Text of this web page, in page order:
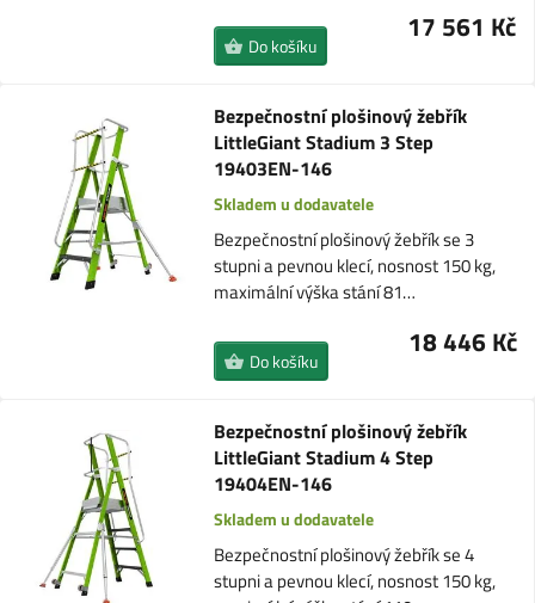
17 561 Kč
Do košíku
Bezpečnostní plošinový žebřík
LittleGiant Stadium 3 Step
19403EN-146
Skladem u dodavatele
Bezpečnostní plošinový žebřík se 3
stupni a pevnou klecí, nosnost 150 kg,
maximální výška stání 81…
18 446 Kč
Do košíku
Bezpečnostní plošinový žebřík
LittleGiant Stadium 4 Step
19404EN-146
Skladem u dodavatele
Bezpečnostní plošinový žebřík se 4
stupni a pevnou klecí, nosnost 150 kg,